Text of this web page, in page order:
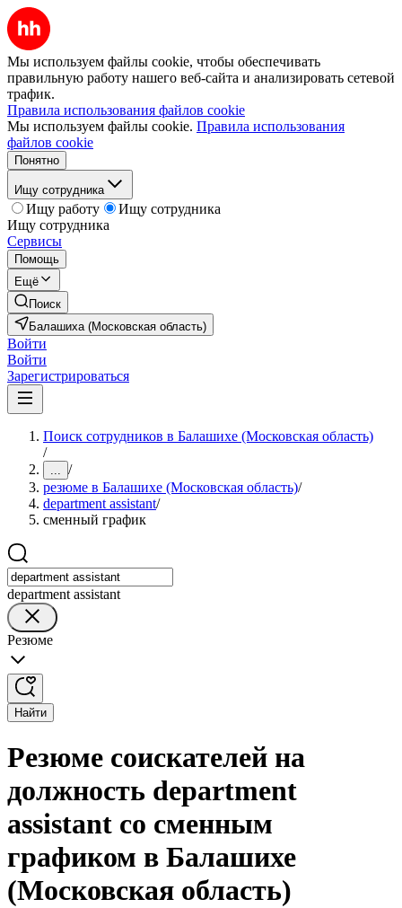
Мы используем файлы cookie, чтобы обеспечивать
правильную работу нашего веб-сайта и анализировать сетевой
трафик.
Правила использования файлов cookie
Мы используем файлы cookie. Правила использования
файлов cookie
Понятно
Ищу сотрудника
Ищу работу
Ищу сотрудника
Ищу сотрудника
Сервисы
Помощь
Ещё
Поиск
Балашиха (Московская область)
Войти
Войти
Зарегистрироваться
Поиск сотрудников в Балашихе (Московская область)
/
... /
резюме в Балашихе (Московская область)/
department assistant/
сменный график
department assistant
Резюме
Найти
Резюме соискателей на
должность department
assistant со сменным
графиком в Балашихе
(Московская область)